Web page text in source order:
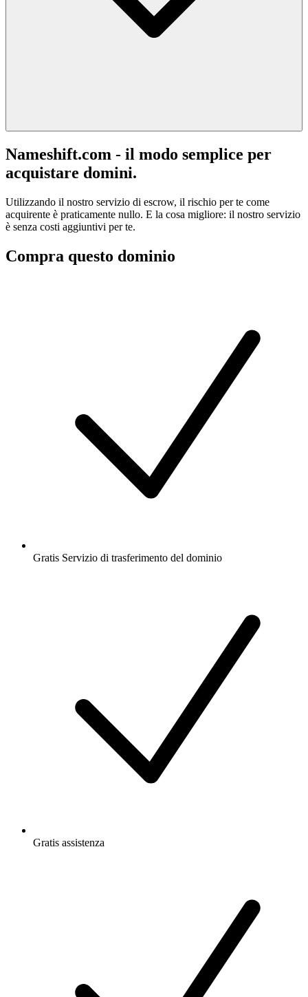
Nameshift.com - il modo semplice per
acquistare domini.
Utilizzando il nostro servizio di escrow, il rischio per te come
acquirente è praticamente nullo. E la cosa migliore: il nostro servizio
è senza costi aggiuntivi per te.
Compra questo dominio
Gratis Servizio di trasferimento del dominio
Gratis assistenza